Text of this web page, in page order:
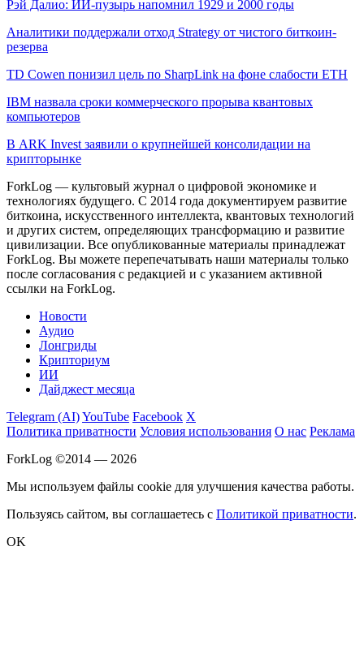
Рэй Далио: ИИ-пузырь напомнил 1929 и 2000 годы
Аналитики поддержали отход Strategy от чистого биткоин-
резерва
TD Cowen понизил цель по SharpLink на фоне слабости ETH
IBM назвала сроки коммерческого прорыва квантовых
компьютеров
В ARK Invest заявили о крупнейшей консолидации на
крипторынке
ForkLog — культовый журнал о цифровой экономике и
технологиях будущего. С 2014 года документируем развитие
биткоина, искусственного интеллекта, квантовых технологий
и других систем, определяющих трансформацию и развитие
цивилизации. Все опубликованные материалы принадлежат
ForkLog. Вы можете перепечатывать наши материалы только
после согласования с редакцией и с указанием активной
ссылки на ForkLog.
Новости
Аудио
Лонгриды
Крипториум
ИИ
Дайджест месяца
Telegram (AI)YouTube Facebook X
Политика приватности Условия использования О нас Реклама
ForkLog ©2014 — 2026
Мы используем файлы cookie для улучшения качества работы.
Пользуясь сайтом, вы соглашаетесь с Политикой приватности.
OK